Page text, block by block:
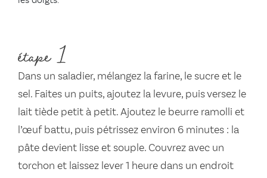
étape 1
Dans un saladier, mélangez la farine, le sucre et le
sel. Faites un puits, ajoutez la levure, puis versez le
lait tiède petit à petit. Ajoutez le beurre ramolli et
l’œuf battu, puis pétrissez environ 6 minutes : la
pâte devient lisse et souple. Couvrez avec un
torchon et laissez lever 1 heure dans un endroit